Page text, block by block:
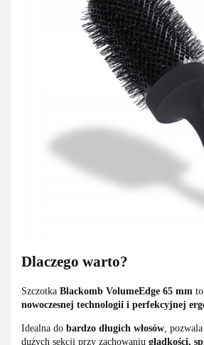
Dlaczego warto?
Szczotka Blackomb VolumeEdge 65 mm
nowoczesnej technologii i perfekcyjnej
Idealna do bardzo długich włosów,
dużych sekcji przy zachowaniu gładkości,